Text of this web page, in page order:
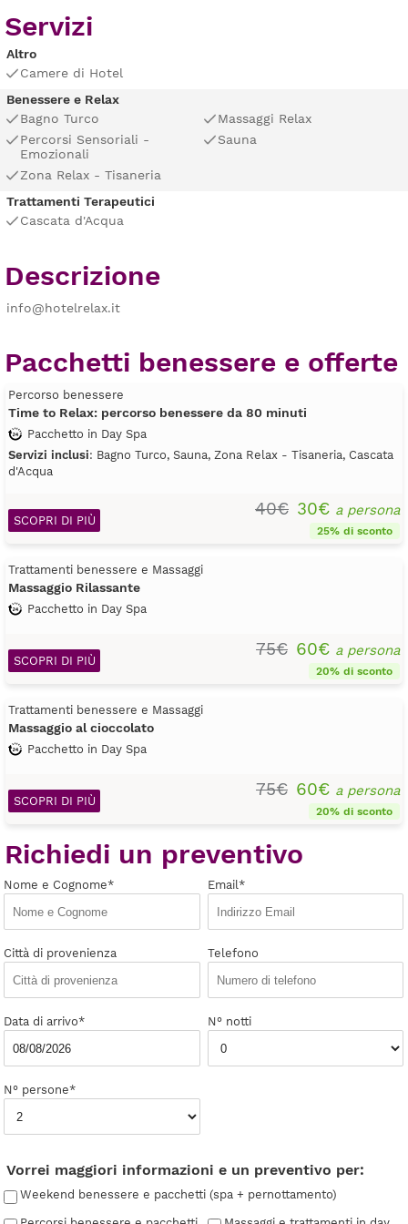
Servizi
Altro
Camere di Hotel
Benessere e Relax
Bagno Turco
Massaggi Relax
Percorsi Sensoriali -
Emozionali
Sauna
Zona Relax - Tisaneria
Trattamenti Terapeutici
Cascata d'Acqua
Descrizione
info@hotelrelax.it
Pacchetti benessere e offerte
Percorso benessere
Time to Relax: percorso benessere da 80 minuti
Pacchetto in Day Spa
Servizi inclusi: Bagno Turco, Sauna, Zona Relax - Tisaneria, Cascata
d'Acqua
40€ 30€ a persona
25% di sconto
SCOPRI DI PIÙ
Trattamenti benessere e Massaggi
Massaggio Rilassante
Pacchetto in Day Spa
75€ 60€ a persona
20% di sconto
SCOPRI DI PIÙ
Trattamenti benessere e Massaggi
Massaggio al cioccolato
Pacchetto in Day Spa
75€ 60€ a persona
20% di sconto
SCOPRI DI PIÙ
Richiedi un preventivo
Nome e Cognome* Email*
Città di provenienza Telefono
Data di arrivo* N° notti
N° persone*
Vorrei maggiori informazioni e un preventivo per:
Weekend benessere e pacchetti (spa + pernottamento)